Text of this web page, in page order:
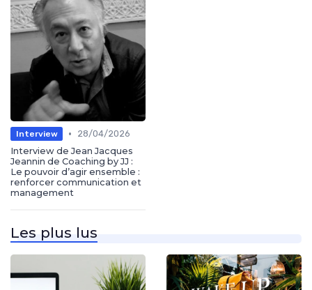
Interview •
28/04/2026
Interview de Jean Jacques
Jeannin de Coaching by JJ :
Le pouvoir d’agir ensemble :
renforcer communication et
management
Les plus lus